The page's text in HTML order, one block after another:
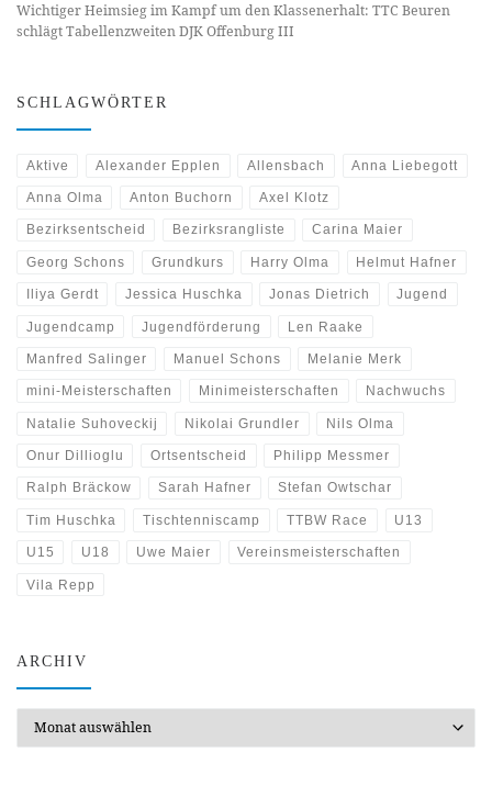
Wichtiger Heimsieg im Kampf um den Klassenerhalt: TTC Beuren
schlägt Tabellenzweiten DJK Offenburg III
SCHLAGWÖRTER
Aktive Alexander Epplen Allensbach Anna Liebegott
Anna Olma Anton Buchorn Axel Klotz
Bezirksentscheid Bezirksrangliste Carina Maier
Georg Schons Grundkurs Harry Olma Helmut Hafner
Iliya Gerdt Jessica Huschka Jonas Dietrich Jugend
Jugendcamp Jugendförderung Len Raake
Manfred Salinger Manuel Schons Melanie Merk
mini-Meisterschaften Minimeisterschaften Nachwuchs
Natalie Suhoveckij Nikolai Grundler Nils Olma
Onur Dillioglu Ortsentscheid Philipp Messmer
Ralph Bräckow Sarah Hafner Stefan Owtschar
Tim Huschka Tischtenniscamp TTBW Race U13
U15 U18 Uwe Maier Vereinsmeisterschaften
Vila Repp
ARCHIV